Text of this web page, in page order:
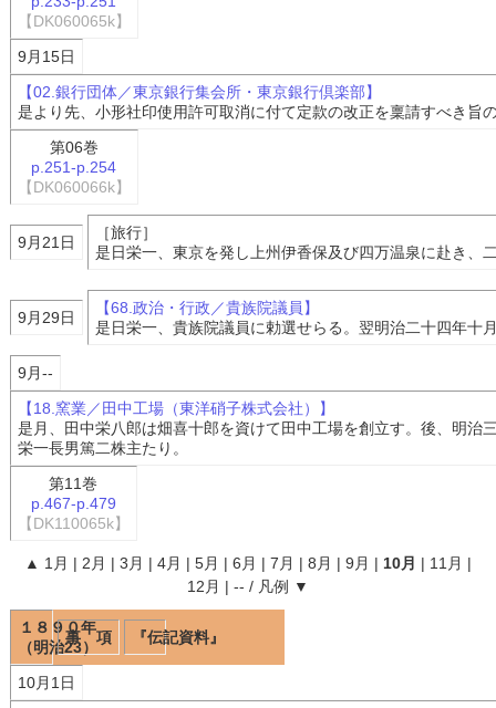
【DK060065k】
9月15日
【02.銀行団体／東京銀行集会所・東京銀行倶楽部】
是より先、小形社印使用許可取消に付て定款の改正を稟請すべき旨
第06巻
p.251-p.254
【DK060066k】
9月21日
［旅行］
是日栄一、東京を発し上州伊香保及び四万温泉に赴き、
9月29日
【68.政治・行政／貴族院議員】
是日栄一、貴族院議員に勅選せらる。翌明治二十四年十
9月--
【18.窯業／田中工場（東洋硝子株式会社）】
是月、田中栄八郎は畑喜十郎を資けて田中工場を創立す。後、明治
栄一長男篤二株主たり。
第11巻
p.467-p.479
【DK110065k】
▲ 1月 | 2月 | 3月 | 4月 | 5月 | 6月 | 7月 | 8月 | 9月 | 10月 | 11月 |
12月 | -- / 凡例 ▼
１８９０年
（明治23）
事 項 『伝記資料』
10月1日